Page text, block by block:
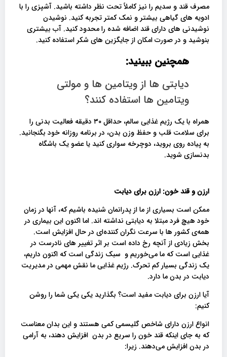
مصرف قند و سدیم را نیز کاملاً تحت نظر داشته باشید. آشپزی را با
ادویه های گیاهی بیشتر و نمک کمتر تجربه کنید. نوشیدن
نوشیدنی های دارای قند اضافه شده را محدود کنید. آب بیشتری
بنوشید و در صورت امکان از جایگزین های شکر استفاده کنید.
همچنین ببینید:
دیابتی ها از ویتامین ها و مولتی
ویتامین ها استفاده کنند؟
همراه با یک رژیم غذایی سالم، حداقل ۳۰ دقیقه فعالیت بدنی را
برای سلامت قلب و حفظ وزن بدن، در برنامه روزانه خود بگنجانید.
به پیاده روی بروید، دوچرخه سواری کنید یا عضو یک باشگاه
بدنسازی شوید.
ارزن و قند خون: ارزن برای دیابت
ممکن است بسیاری از ما از پدرانمان شنیده باشیم که، آنها در زمان
خود هیچ فرد مبتلا به دیابتی نداشته اند. اما اکنون این بیماری در
همه‌ی کشور ها با سرعت نگران کننده‌ای در حال افزایش است.
بخش زیادی از آنچه رخ داده است بر اثر تغییر های نادرست در
غذایی‌ است که ما می‌خوریم و سبک زندگی است که اکنون داریم،
یک زندگی بسیار کم تحرک. رژیم غذایی ما نقش مهمی در مدیریت
دیابت در بدن ما دارد.
آیا ارزن برای دیابت مفید است؟ بگذارید یکی یکی شما را روشن
کنیم:
انواع ارزن دارای شاخص گلیسمی کمی هستند و این بدان معناست
که به جای اینکه قند خون را سریع در بدن افزایش دهند، به آرامی
در بدن افزایش می‌دهند. زیرا: